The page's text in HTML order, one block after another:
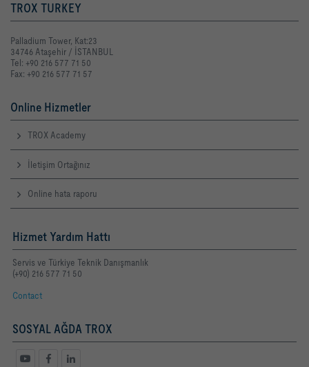
TROX TURKEY
Palladium Tower, Kat:23
34746 Ataşehir / İSTANBUL
Tel: +90 216 577 71 50
Fax: +90 216 577 71 57
Online Hizmetler
TROX Academy
İletişim Ortağınız
Online hata raporu
Hizmet Yardım Hattı
Servis ve Türkiye Teknik Danışmanlık
(+90) 216 577 71 50
Contact
SOSYAL AĞDA TROX